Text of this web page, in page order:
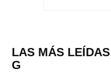
LAS MÁS
G